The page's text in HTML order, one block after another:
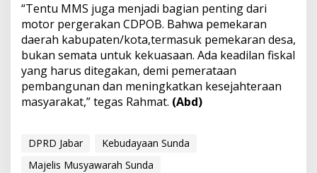
“Tentu MMS juga menjadi bagian penting dari
motor pergerakan CDPOB. Bahwa pemekaran
daerah kabupaten/kota,termasuk pemekaran desa,
bukan semata untuk kekuasaan. Ada keadilan fiskal
yang harus ditegakan, demi pemerataan
pembangunan dan meningkatkan kesejahteraan
masyarakat,” tegas Rahmat. (Abd)
DPRD Jabar
Kebudayaan Sunda
Majelis Musyawarah Sunda